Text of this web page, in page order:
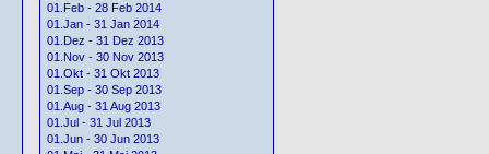
01.Feb - 28 Feb 2014
01.Jan - 31 Jan 2014
01.Dez - 31 Dez 2013
01.Nov - 30 Nov 2013
01.Okt - 31 Okt 2013
01.Sep - 30 Sep 2013
01.Aug - 31 Aug 2013
01.Jul - 31 Jul 2013
01.Jun - 30 Jun 2013